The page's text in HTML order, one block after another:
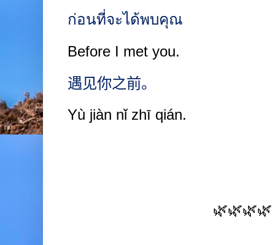
ก่อนที่จะได้พบคุณ
Before I met you.
遇见你之前。
Yù jiàn nǐ zhī qián.
🌿🌿🌿🌿